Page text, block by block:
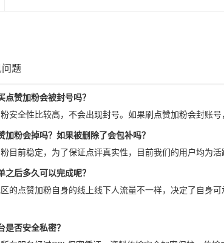
题
点赞加粉会被封号吗？
安全性比较高，不会出现封号。如果刷点赞加粉会封账号
加粉会掉吗？如果被删除了会包补吗？
目前稳定，为了保证点评真实性，目前我们的用户均为
之后多久可以完成呢？
的点赞加粉自身的线上线下人流量不一样，决定了自身
是否安全私密？